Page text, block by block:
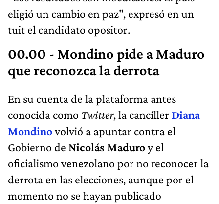
eligió un cambio en paz", expresó en un
tuit el candidato opositor.
00.00 - Mondino pide a Maduro
que reconozca la derrota
En su cuenta de la plataforma antes
conocida como Twitter, la canciller Diana
Mondinovolvió a apuntar contra el
Gobierno de Nicolás Maduroy el
oficialismo venezolano por no reconocer la
derrota en las elecciones, aunque por el
momento no se hayan publicado